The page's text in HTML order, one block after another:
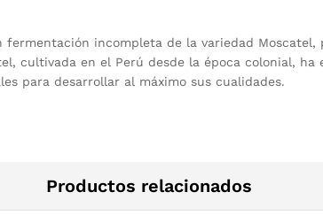
incompleta de la variedad
cultivada en el Perú desde la época colonial,
para desarrollar al máximo sus cualidades.
Productos relacionados